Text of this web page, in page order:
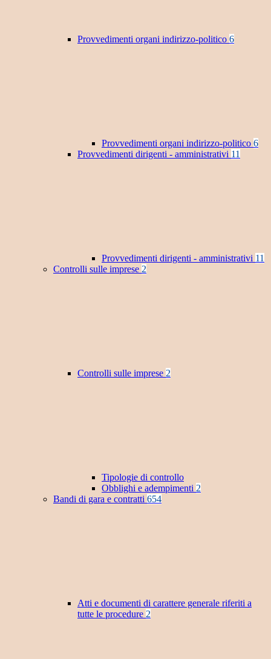
Provvedimenti organi indirizzo-politico 6
Provvedimenti organi indirizzo-politico 6
Provvedimenti dirigenti - amministrativi 11
Provvedimenti dirigenti - amministrativi 11
Controlli sulle imprese 2
Controlli sulle imprese 2
Tipologie di controllo
Obblighi e adempimenti 2
Bandi di gara e contratti 654
Atti e documenti di carattere generale riferiti a
tutte le procedure 2